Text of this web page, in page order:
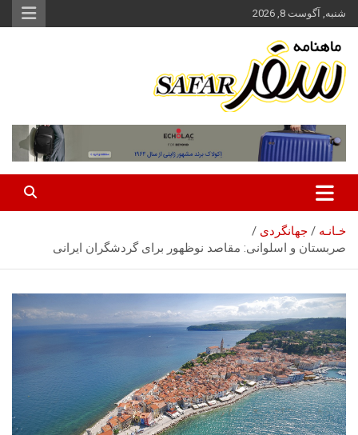
محتوا
بروید
شنبه, آگوست 8, 2026
سفر آنلاین
خـانـه
جهانگردی
صربستان و اسلوانی: مقاصد نوظهور برای گردشگران ایرانی